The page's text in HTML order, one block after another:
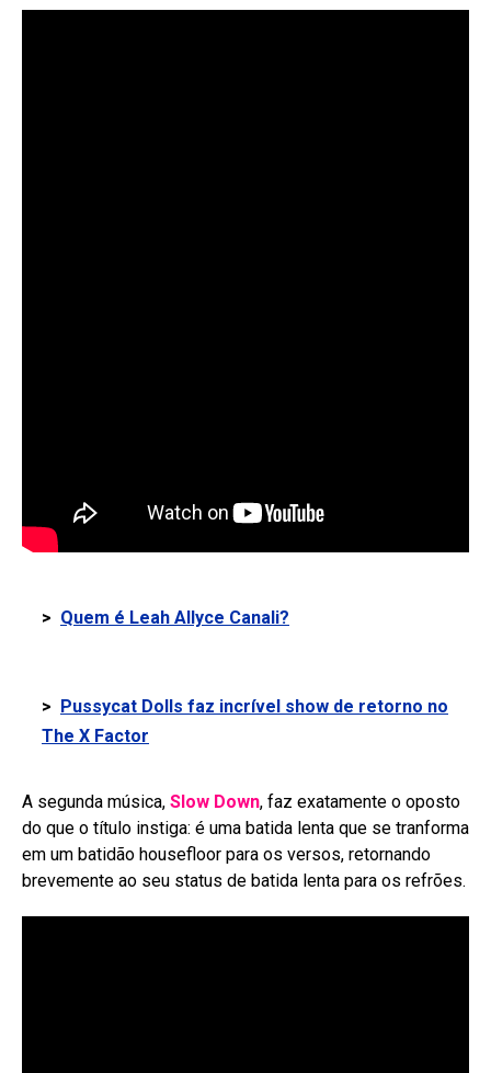
> Quem é Leah Allyce Canali?
> Pussycat Dolls faz incrível show de retorno no
The X Factor
A segunda música, Slow Down, faz exatamente o oposto
do que o título instiga: é uma batida lenta que se tranforma
em um batidão housefloor para os versos, retornando
brevemente ao seu status de batida lenta para os refrões.